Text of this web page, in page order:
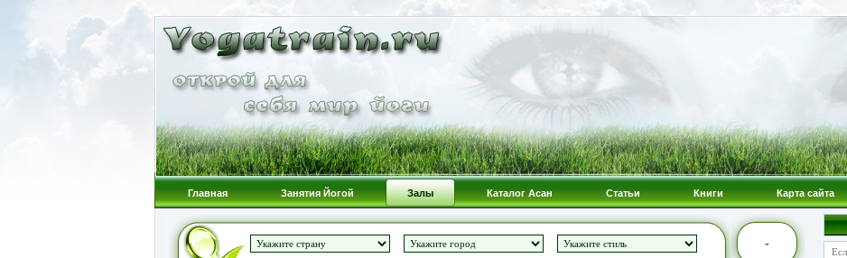
Главная Занятия Йогой Залы Каталог Асан Статьи Книги Карта сайта
-